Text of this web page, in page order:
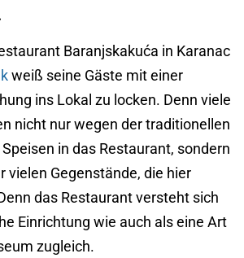
Baranjskakuća in Karanac
weiß seine Gäste mit einer
ins Lokal zu locken. Denn viele
nicht nur wegen der traditionellen
in das Restaurant, sondern
vielen Gegenstände, die hier
das Restaurant versteht sich
Einrichtung wie auch als eine Art
zugleich.